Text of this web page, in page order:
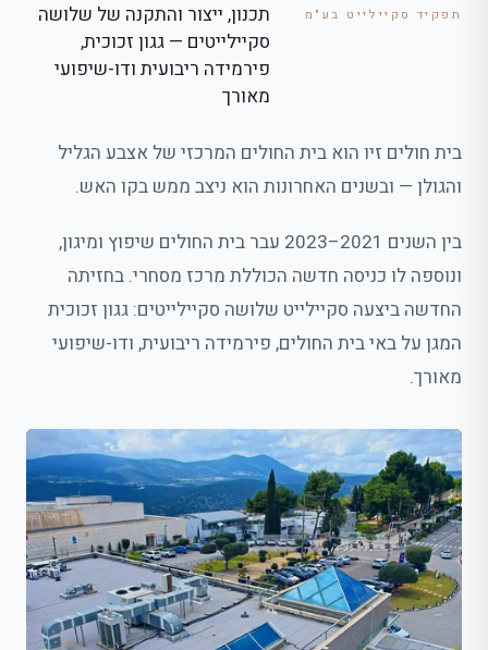
תפקיד סקיילייט בע"מ
תכנון, ייצור והתקנה של שלושה
סקיילייטים — גגון זכוכית,
פירמידה ריבועית ודו-שיפועי
מאורך
בית חולים זיו הוא בית החולים המרכזי של אצבע הגליל
והגולן — ובשנים האחרונות הוא ניצב ממש בקו האש.
בין השנים 2021–2023 עבר בית החולים שיפוץ ומיגון,
ונוספה לו כניסה חדשה הכוללת מרכז מסחרי. בחזיתה
החדשה ביצעה סקיילייט שלושה סקיילייטים: גגון זכוכית
המגן על באי בית החולים, פירמידה ריבועית, ודו-שיפועי
מאורך.